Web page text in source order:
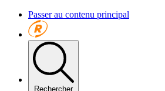
Passer au contenu principal
Rechercher